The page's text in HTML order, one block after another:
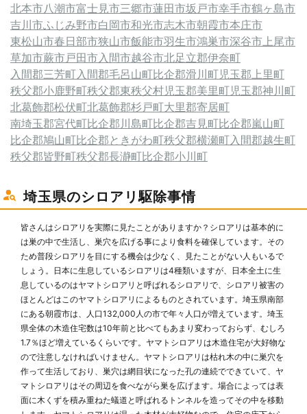
北本市八潮市富士見市三郷市蓮田市坂戸市幸手市鶴ヶ島市
吉川市ふじみ野市白岡市和光市志木市朝霞市本庄市
東松山市春日部市狭山市飯能市羽生市鴻巣市深谷市上尾市
草加市蕨市戸田市入間市越谷市北足立郡伊奈町
入間郡三芳町入間郡毛呂山町比企郡滑川町児玉郡上里町
秩父郡小鹿野町秩父郡東秩父村児玉郡美里町児玉郡神川町
北葛飾郡松伏町北葛飾郡杉戸町大里郡寄居町
南埼玉郡宮代町比企郡川島町比企郡吉見町比企郡嵐山町
比企郡鳩山町比企郡ときがわ町秩父郡横瀬町入間郡越生町
秩父郡皆野町秩父郡長瀞町比企郡小川町
埼玉県のシロアリ駆除事情
皆さんはシロアリを実際に見たことがありますか？シロアリは基本的に
は巣の中で生活し、巣穴を広げる事により食料を確保しています。その
ため普段シロアリを目にする機会は少なく、見たことがない人もいるで
しょう。日本に生息しているシロアリは4種類いますが、日本全土に生
息しているのはヤマトシロアリと呼ばれるシロアリで、シロアリ被害の
ほとんどはこのヤマトシロアリによるものとされています。埼玉県南部
にある朝霞市は、人口132,000人の市で年々人口が増えています。埼玉
県全体の木造住宅数は10年前と比べてもあまり変わっておらず、むしろ
1.7％ほど増えているくらいです。ヤマトシロアリは木造住宅が大好物な
ので注意しなければいけません。ヤマトシロアリは枯れ木の中に巣穴を
作って生活しており、巣穴は網目状になった孔の連続でできていて、ヤ
マトシロアリはその周辺を食べながら巣を広げます。場合によっては表
面に木くずを積み重ねた蟻道と呼ばれるトンネルを造ってその中を移動